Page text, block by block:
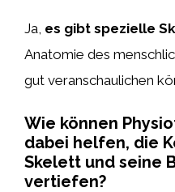
Ja, es gibt spezielle
Anatomie des
gut veranschaulichen
Wie können
dabei helfen, die
Skelett und seine
vertiefen?